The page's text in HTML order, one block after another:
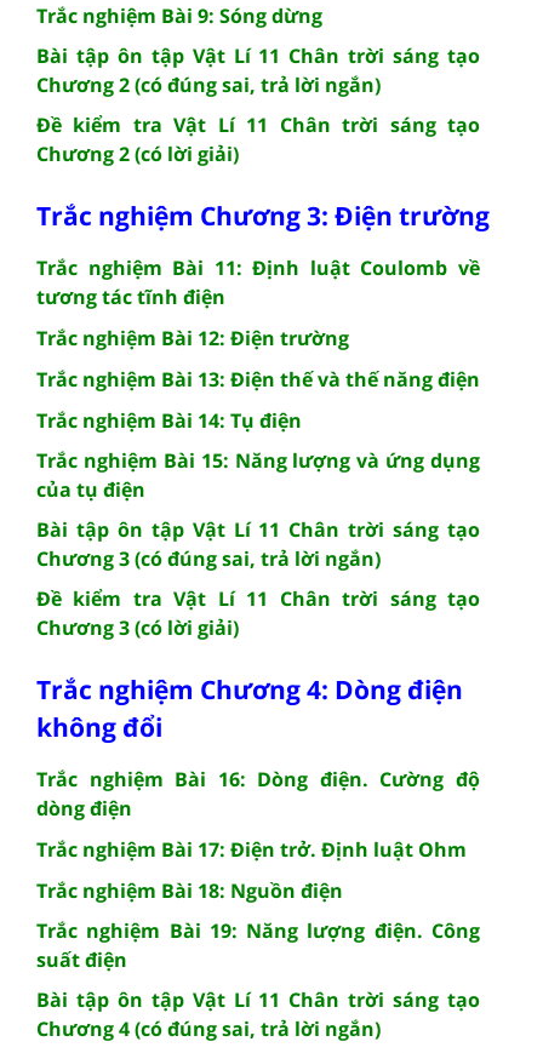
Trắc nghiệm Bài 9: Sóng dừng
Bài tập ôn tập Vật Lí 11 Chân trời sáng tạo
Chương 2 (có đúng sai, trả lời ngắn)
Đề kiểm tra Vật Lí 11 Chân trời sáng tạo
Chương 2 (có lời giải)
Trắc nghiệm Chương 3: Điện trường
Trắc nghiệm Bài 11: Định luật Coulomb về
tương tác tĩnh điện
Trắc nghiệm Bài 12: Điện trường
Trắc nghiệm Bài 13: Điện thế và thế năng điện
Trắc nghiệm Bài 14: Tụ điện
Trắc nghiệm Bài 15: Năng lượng và ứng dụng
của tụ điện
Bài tập ôn tập Vật Lí 11 Chân trời sáng tạo
Chương 3 (có đúng sai, trả lời ngắn)
Đề kiểm tra Vật Lí 11 Chân trời sáng tạo
Chương 3 (có lời giải)
Trắc nghiệm Chương 4: Dòng điện
không đổi
Trắc nghiệm Bài 16: Dòng điện. Cường độ
dòng điện
Trắc nghiệm Bài 17: Điện trở. Định luật Ohm
Trắc nghiệm Bài 18: Nguồn điện
Trắc nghiệm Bài 19: Năng lượng điện. Công
suất điện
Bài tập ôn tập Vật Lí 11 Chân trời sáng tạo
Chương 4 (có đúng sai, trả lời ngắn)